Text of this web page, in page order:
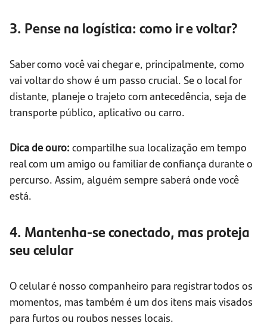
3. Pense na logística: como ir e voltar?
Saber como você vai chegar e, principalmente, como
vai voltar do show é um passo crucial. Se o local for
distante, planeje o trajeto com antecedência, seja de
transporte público, aplicativo ou carro.
Dica de ouro: compartilhe sua localização em tempo
real com um amigo ou familiar de confiança durante o
percurso. Assim, alguém sempre saberá onde você
está.
4. Mantenha-se conectado, mas proteja
seu celular
O celular é nosso companheiro para registrar todos os
momentos, mas também é um dos itens mais visados
para furtos ou roubos nesses locais.